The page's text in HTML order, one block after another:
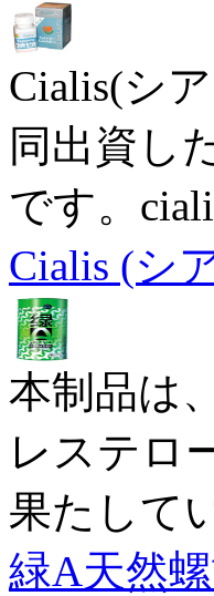
Cialis(シ
同出資し
です。
Cialis (シ
本制品は
レステロ
果たして
緑A天然